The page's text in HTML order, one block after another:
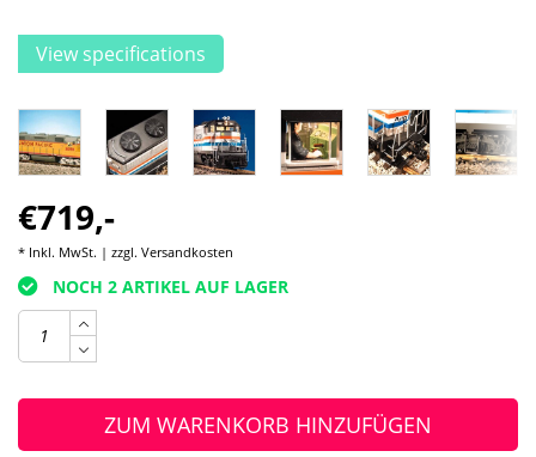
View specifications
€719,-
* Inkl. MwSt. | zzgl. Versandkosten
NOCH 2 ARTIKEL AUF LAGER
ZUM WARENKORB HINZUFÜGEN